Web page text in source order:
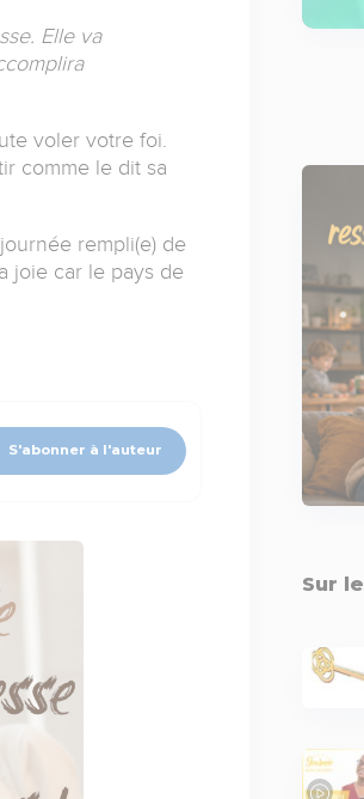
Elle va
voler votre foi.
comme le dit sa
rempli(e) de
joie car le pays de
S'abonner à l'auteur
Sur